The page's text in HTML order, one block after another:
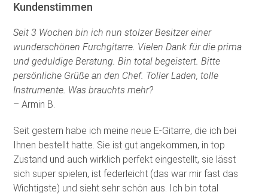
Kundenstimmen
Seit 3 Wochen bin ich nun stolzer Besitzer einer
wunderschönen Furchgitarre. Vielen Dank für die prima
und geduldige Beratung. Bin total begeistert. Bitte
persönliche Grüße an den Chef. Toller Laden, tolle
Instrumente. Was brauchts mehr?
– Armin B.
Seit gestern habe ich meine neue E-Gitarre, die ich bei
Ihnen bestellt hatte. Sie ist gut angekommen, in top
Zustand und auch wirklich perfekt eingestellt, sie lässt
sich super spielen, ist federleicht (das war mir fast das
Wichtigste) und sieht sehr schön aus. Ich bin total